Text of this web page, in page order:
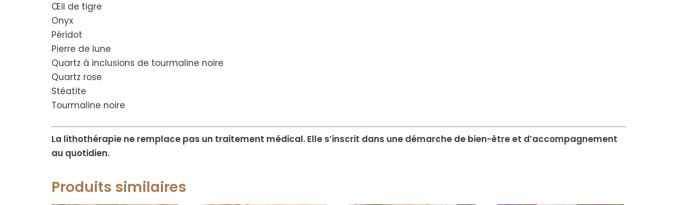
Œil de tigre
Onyx
Péridot
Pierre de lune
Quartz à inclusions de tourmaline noire
Quartz rose
Stéatite
Tourmaline noire
La lithothérapie ne remplace pas un traitement médical. Elle s’inscrit dans une démarche de bien-être et d’accompagnement
au quotidien.
Produits similaires